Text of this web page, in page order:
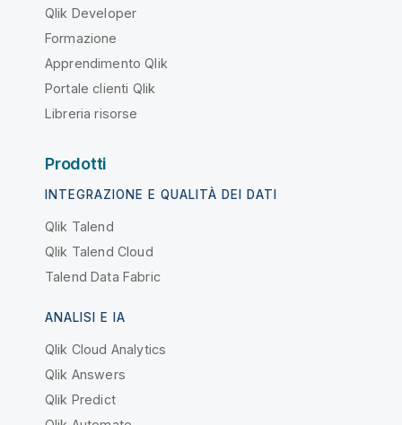
Qlik Developer
Formazione
Apprendimento Qlik
Portale clienti Qlik
Libreria risorse
Prodotti
INTEGRAZIONE E QUALITÀ DEI DATI
Qlik Talend
Qlik Talend Cloud
Talend Data Fabric
ANALISI E IA
Qlik Cloud Analytics
Qlik Answers
Qlik Predict